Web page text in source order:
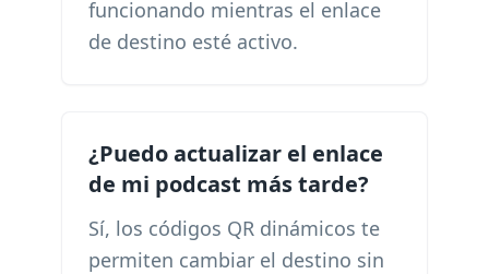
funcionando mientras el enlace
de destino esté activo.
¿Puedo actualizar el enlace
de mi podcast más tarde?
Sí, los códigos QR dinámicos te
permiten cambiar el destino sin